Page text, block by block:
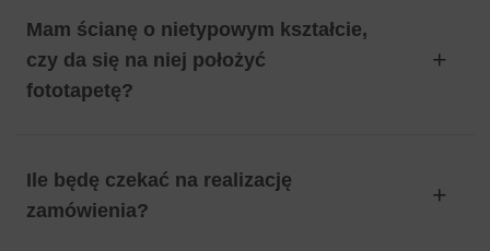
Mam ścianę o nietypowym kształcie,
czy da się na niej położyć
fototapetę?
Ile będę czekać na realizację
zamówienia?